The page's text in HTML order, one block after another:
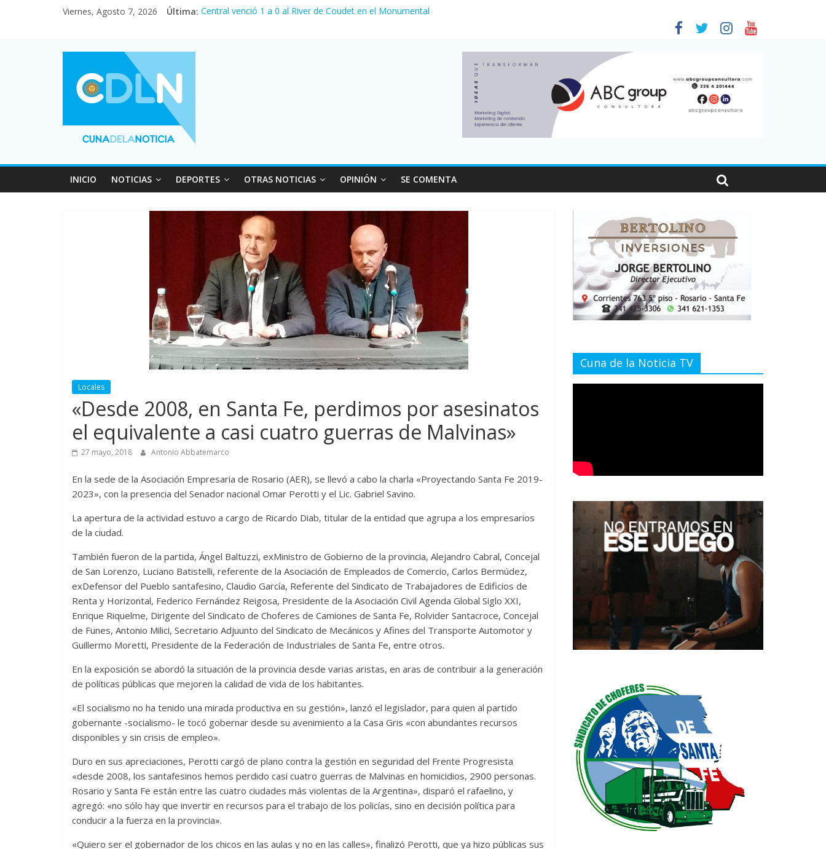
Viernes, Agosto 7, 2026 Última: Central venció 1 a 0 al River de Coudet en el Monumental
Vacaciones de invierno con más movimiento y consumo turístico: 4,6 millones de personas viajaron por el país, un 5,9% más que en 2025
Fuerte caída de la venta de autos usados en julio: bajó un 12,6% interanual
INICIO NOTICIAS DEPORTES OTRAS NOTICIAS OPINIÓN SE COMENTA
Locales
«Desde 2008, en Santa Fe, perdimos por asesinatos
el equivalente a casi cuatro guerras de Malvinas»
27 mayo, 2018 Antonio Abbatemarco
En la sede de la Asociación Empresaria de Rosario (AER), se llevó a cabo la charla «Proyectando Santa Fe 2019-
2023», con la presencia del Senador nacional Omar Perotti y el Lic. Gabriel Savino.
La apertura de la actividad estuvo a cargo de Ricardo Diab, titular de la entidad que agrupa a los empresarios
de la ciudad.
También fueron de la partida, Ángel Baltuzzi, exMinistro de Gobierno de la provincia, Alejandro Cabral, Concejal
de San Lorenzo, Luciano Batistelli, referente de la Asociación de Empleados de Comercio, Carlos Bermúdez,
exDefensor del Pueblo santafesino, Claudio García, Referente del Sindicato de Trabajadores de Edificios de
Renta y Horizontal, Federico Fernández Reigosa, Presidente de la Asociación Civil Agenda Global Siglo XXI,
Enrique Riquelme, Dirigente del Sindicato de Choferes de Camiones de Santa Fe, Rolvider Santacroce, Concejal
de Funes, Antonio Milici, Secretario Adjuunto del Sindicato de Mecánicos y Afines del Transporte Automotor y
Guillermo Moretti, Presidente de la Federación de Industriales de Santa Fe, entre otros.
En la exposición se abordó la situación de la provincia desde varias aristas, en aras de contribuir a la generación
de políticas públicas que mejoren la calidad de vida de los habitantes.
«El socialismo no ha tenido una mirada productiva en su gestión», lanzó el legislador, para quien al partido
gobernante -socialismo- le tocó gobernar desde su avenimiento a la Casa Gris «con abundantes recursos
disponibles y sin crisis de empleo».
Duro en sus apreciaciones, Perotti cargó de plano contra la gestión en seguridad del Frente Progresista
«desde 2008, los santafesinos hemos perdido casi cuatro guerras de Malvinas en homicidios, 2900 personas.
Rosario y Santa Fe están entre las cuatro ciudades más violentas de la Argentina», disparó el rafaelino, y
agregó: «no sólo hay que invertir en recursos para el trabajo de los policías, sino en decisión política para
conducir a la fuerza en la provincia».
«Quiero ser el gobernador de los chicos en las aulas y no en las calles», finalizó Perotti, que ya hizo públicas sus
Cuna de la Noticia TV